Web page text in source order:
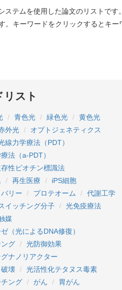
ステムを使用した論文のリストです
。キーワードをクリックするとキー
リスト
青色光 緑色光
黄色光
外光
オプトジェネティクス
線力学療法（PDT）
法（a-PDT）
性ビオチン標識法
再生医療
iPS細胞
リー
プロテオーム
代謝工学
イッチング分子
光免疫療法
媒
（光によるDNA修復）
グ
光防御効果
ナノリアクター
壊
光活性化テタヌス毒素
ング
がん
胃がん